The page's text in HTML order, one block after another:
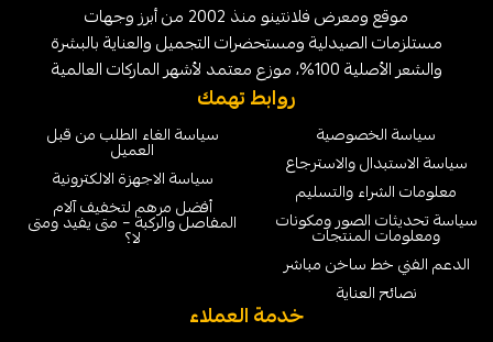
موقع ومعرض فلانتينو منذ 2002 من أبرز وجهات
ومستحضرات التجميل والعناية بالبشرة
والاسترجاع
والتسليم
ومكونات
ساخن مباشر
سياسة الغاء الطلب من قبل
سياسة الاجهزة الالكترونية
أفضل مرهم لتخفيف آلام
المفاصل والركبة – متى يفيد ومتى